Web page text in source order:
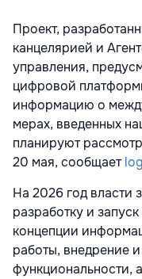
Проект,
канцелярией и
управления,
цифровой
информацию о
мерах, введенных
планируют
20 мая, сообщает
На 2026 год власти
разработку и
концепции
работы, внедрение
функциональности,